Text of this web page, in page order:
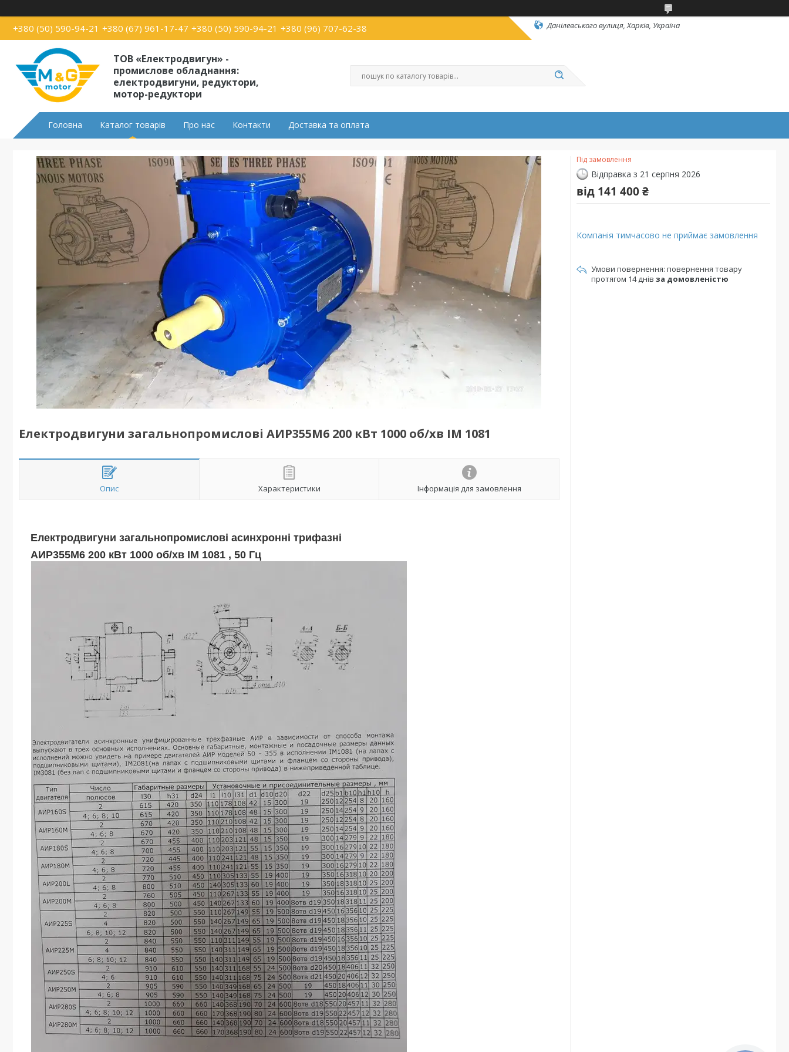
+380 (50) 590-94-21 +380 (67) 961-17-47 +380 (50) 590-94-21 +380 (96) 707-62-38 Данілевського вулиця, Харків, Україна
ТОВ «Електродвигун» -
промислове обладнання:
електродвигуни, редуктори,
мотор-редуктори
Головна Каталог товарів Про нас Контакти Доставка та оплата
Електродвигуни загальнопромислові АИР355М6 200 кВт 1000 об/хв ІМ 1081
Опис Характеристики Інформація для замовлення
Електродвигуни загальнопромислові асинхронні трифазні
АИР355М6 200 кВт 1000 об/хв ІМ 1081 , 50 Гц
Під замовлення
Відправка з 21 серпня 2026
від 141 400 ₴
Компанія тимчасово не приймає замовлення
повернення товару
протягом 14 днів за домовленістю